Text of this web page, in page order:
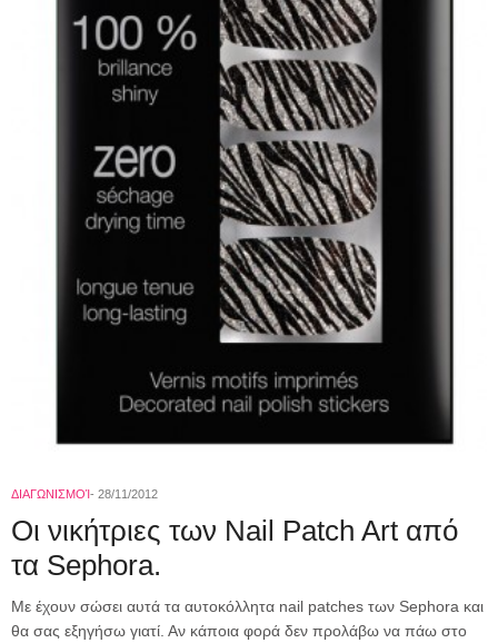
ΔΙΑΓΩΝΙΣΜΟΊ 28/11/2012
Οι νικήτριες των Nail Patch Art από
τα Sephora.
Με έχουν σώσει αυτά τα αυτοκόλλητα nail patches των Sephora και
θα σας εξηγήσω γιατί. Αν κάποια φορά δεν προλάβω να πάω στο